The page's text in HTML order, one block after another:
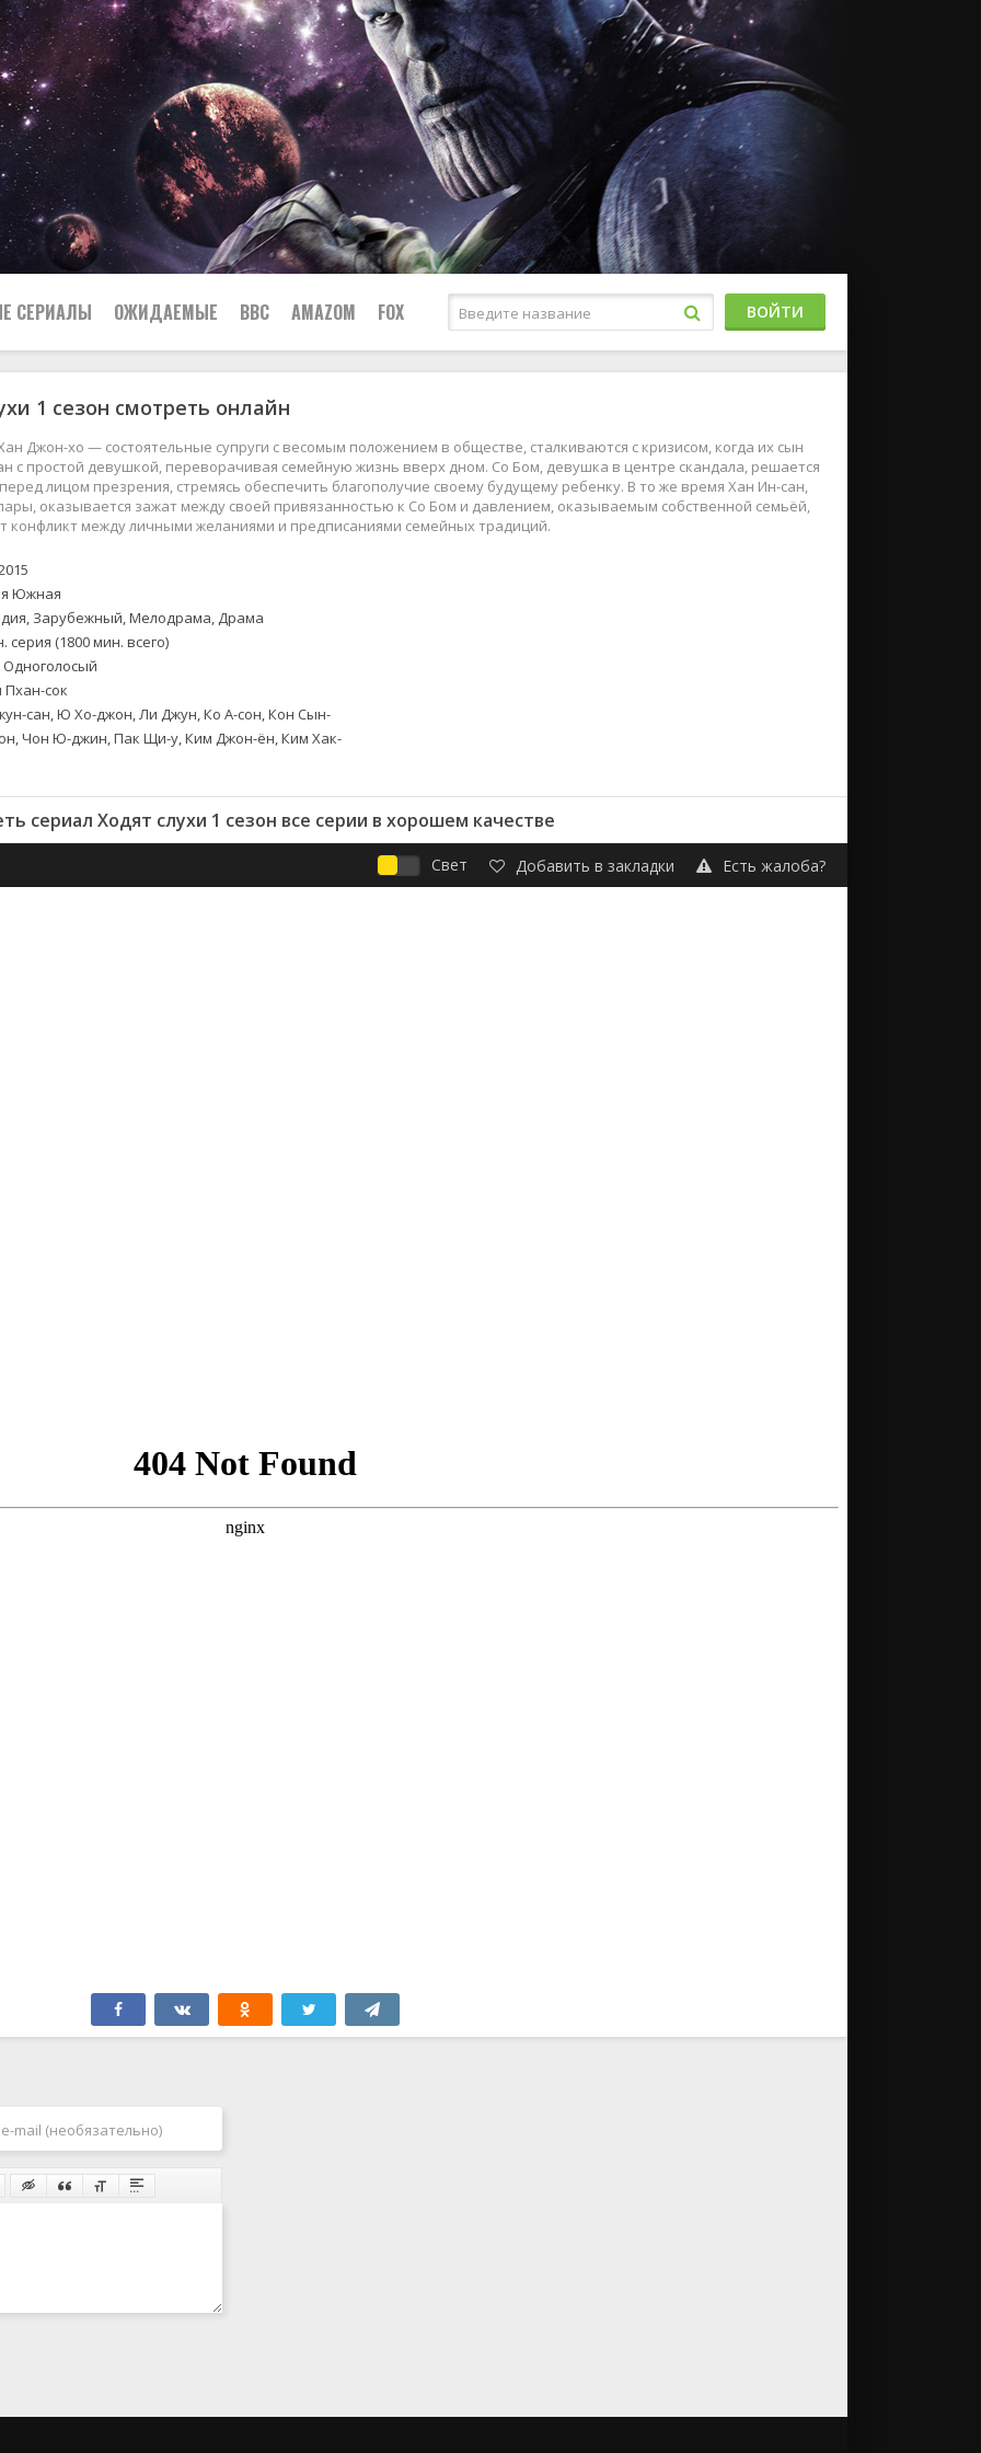
СЕРИАЛЫ
Боевики
Приключения
Детективы
Мелодрамы
Документальные
Военные
Семейные
Спортивные
ОЖИДАЕМЫЕ BBC AMAZOM FOX ВОЙТИ
1 сезон смотреть онлайн
Джон-хо — состоятельные супруги с весомым положением в обществе, сталкиваются с кризисом, когда их сын
с простой девушкой, переворачивая семейную жизнь вверх дном. Со Бом, девушка в центре скандала, решается
лицом презрения, стремясь обеспечить благополучие своему будущему ребенку. В то же время Хан Ин-сан,
оказывается зажат между своей привязанностью к Со Бом и давлением, оказываемым собственной семьёй,
конфликт между личными желаниями и предписаниями семейных традиций.
Южная
Зарубежный, Мелодрама, Драма
серия (1800 мин. всего)
Одноголосый
Пхан-сок
сан, Ю Хо-джон, Ли Джун, Ко А-сон, Кон Сын-
Чон Ю-джин, Пак Щи-у, Ким Джон-ён, Ким Хак-
сериал Ходят слухи 1 сезон все серии в хорошем качестве
Свет Добавить в закладки Есть жалоба?